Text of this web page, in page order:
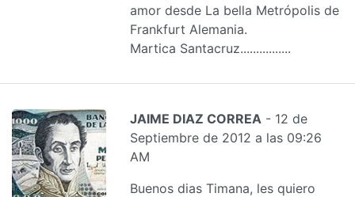
amor desde La bella Metrópolis de
Frankfurt Alemania.
Martica Santacruz................
JAIME DIAZ CORREA - 12 de
Septiembre de 2012 a las 09:26
AM
Buenos dias Timana, les quiero